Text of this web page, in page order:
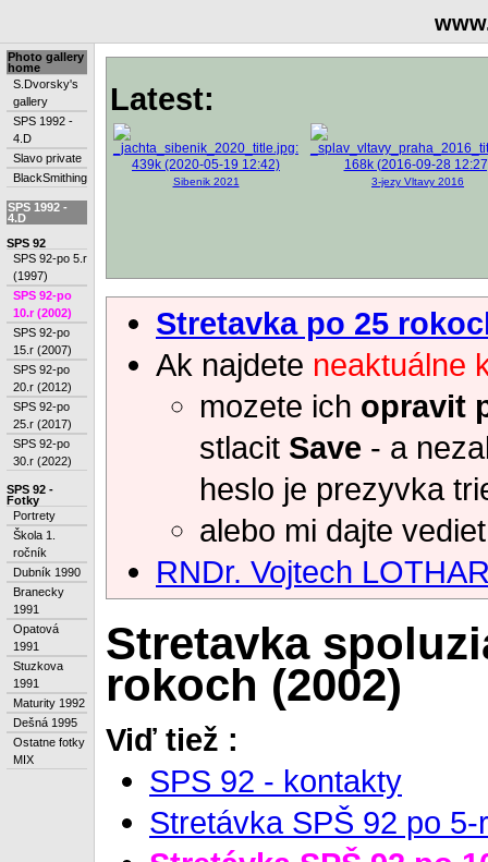
Photo gallery
home
S.Dvorsky's
gallery
SPS 1992 -
4.D
Slavo private
BlackSmithing
SPS 1992 -
4.D
SPS 92
SPS 92-po 5.r
(1997)
SPS 92-po
10.r (2002)
SPS 92-po
15.r (2007)
SPS 92-po
20.r (2012)
SPS 92-po
25.r (2017)
SPS 92-po
30.r (2022)
SPS 92 -
Fotky
Portrety
Škola 1.
ročník
Dubník 1990
Branecky
1991
Opatová
1991
Stuzkova
1991
Maturity 1992
Dešná 1995
Ostatne fotky
MIX
Latest:
Sibenik 2021 3-jezy Vltavy 2016
Stretavka po 25
Ak najdete neaktuálne
mozete ich opravit
stlacit Save - a
heslo je prezyvka
alebo mi dajte
RNDr. Vojtech
Stretavka
rokoch (2002)
Viď tiež :
SPS 92 - kontakty
Stretávka SPŠ 92 po